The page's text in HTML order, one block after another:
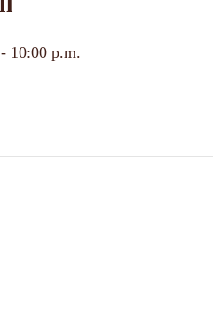
- 10:00 p.m.